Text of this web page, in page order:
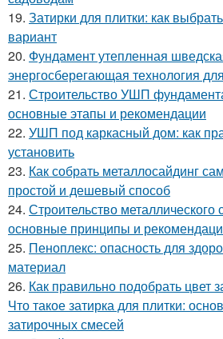
19. Затирки для плитки: как
вариант
20. Фундамент утепленная
энергосберегающая технология
21. Строительство УШП
основные этапы и рекомендации
22. УШП под каркасный дом: как
установить
23. Как собрать металлосайдинг
простой и дешевый способ
24. Строительство металлического
основные принципы и
25. Пеноплекс: опасность для
материал
26. Как правильно подобрать цвет
Что такое затирка для плитки:
затирочных смесей